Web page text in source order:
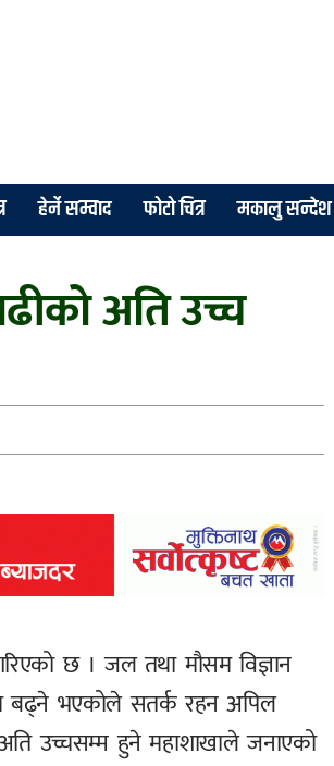
हेर्ने सम्वाद फोटो चित्र मकालु सन्देश
अति उच्च
छ । जल तथा मौसम विज्ञान
बढ्ने भएकोले सतर्क रहन अपिल
उच्चसम्म हुने महाशाखाले जनाएको